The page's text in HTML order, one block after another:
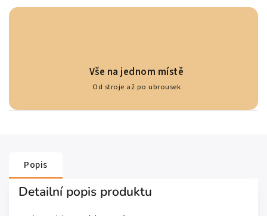
Vše na jednom místě
Od stroje až po ubrousek
Popis
Detailní popis produktu